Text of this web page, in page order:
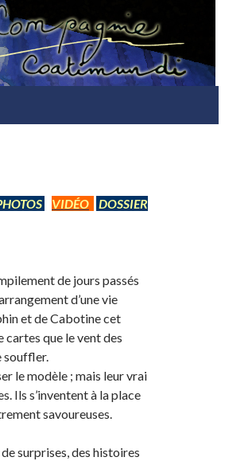
VIDÉO DOSSIER
de jours passés
d’une vie
et de Cabotine cet
cartes que le vent des
souffler.
le modèle ; mais leur vrai
Ils s’inventent à la place
savoureuses.
surprises, des histoires